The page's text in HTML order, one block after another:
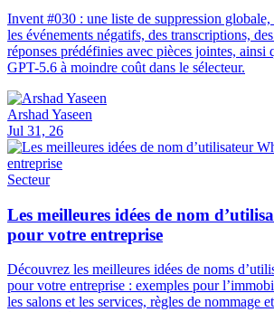
Invent #030 : une liste de suppression
les événements négatifs, des transcriptions,
réponses prédéfinies avec pièces jointes, ainsi
GPT-5.6 à moindre coût dans le sélecteur.
Arshad Yaseen
Jul 31, 26
Secteur
Les meilleures idées de nom
pour votre entreprise
Découvrez les meilleures idées de noms
pour votre entreprise : exemples pour
les salons et les services, règles de nommage